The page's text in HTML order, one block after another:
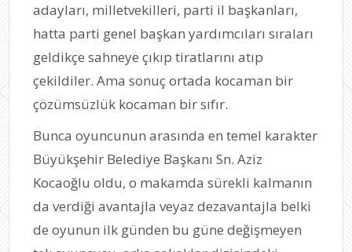
adayları, milletvekilleri, parti il başkanları,
hatta parti genel başkan yardımcıları sıraları
geldikçe sahneye çıkıp tiratlarını atıp
çekildiler. Ama sonuç ortada kocaman bir
çözümsüzlük kocaman bir sıfır.
Bunca oyuncunun arasında en temel karakter
Büyükşehir Belediye Başkanı Sn. Aziz
Kocaoğlu oldu, o makamda sürekli kalmanın
da verdiği avantajla veyaz dezavantajla belki
de oyunun ilk günden bu güne değişmeyen